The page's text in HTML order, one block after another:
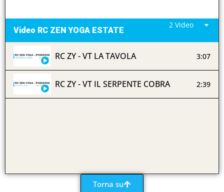
Video RC ZEN YOGA ESTATE
2 Video
RC ZY - VT LA TAVOLA 3:07
RC ZY - VT IL SERPENTE COBRA 2:39
Torna su